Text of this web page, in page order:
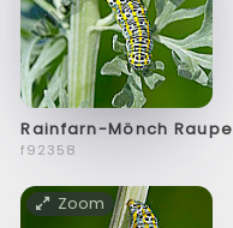
Rainfarn-Mönch Raupe
f92358
Zoom